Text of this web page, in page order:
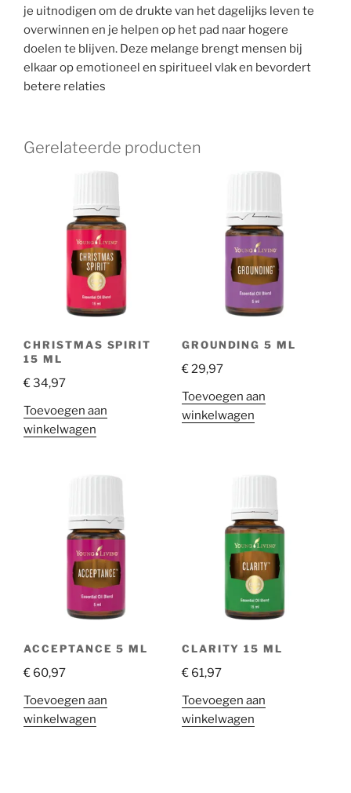
je uitnodigen om de drukte van het dagelijks leven te
overwinnen en je helpen op het pad naar hogere
doelen te blijven. Deze melange brengt mensen bij
elkaar op emotioneel en spiritueel vlak en bevordert
betere relaties
Gerelateerde producten
CHRISTMAS SPIRIT
15 ML
€34,97
Toevoegen aan
winkelwagen
GROUNDING 5 ML
€29,97
Toevoegen aan
winkelwagen
ACCEPTANCE 5 ML
€ 60,97
Toevoegen aan
winkelwagen
CLARITY 15 ML
€61,97
Toevoegen aan
winkelwagen